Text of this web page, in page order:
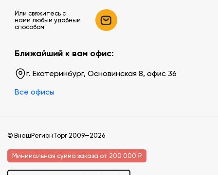
Или свяжитесь c
нами любым удобным
способом
Ближайший к вам офис:
г. Екатеринбург, Основинская 8, офис 36
Все офисы
© ВнешРегионТорг 2009—2026
Минимальная сумма заказа от 200 000 ₽